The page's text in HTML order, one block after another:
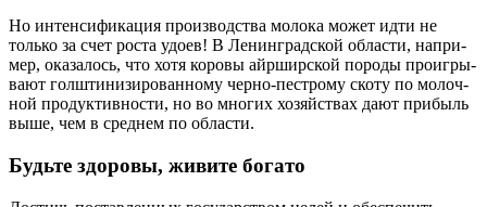
Но интен­си­фи­ка­ция про­из­вод­ства моло­ка может идти не
толь­ко за счет роста удо­ев! В Ленин­град­ской обла­сти, напри­
мер, ока­за­лось, что хотя коро­вы айр­шир­ской поро­ды про­иг­ры­
ва­ют гол­ш­ти­ни­зи­ро­ван­но­му чер­но-пест­ро­му ско­ту по молоч­
ной про­дук­тив­но­сти, но во мно­гих хозяй­ствах дают при­быль
выше, чем в сред­нем по области.
Будьте здоровы, живите богато